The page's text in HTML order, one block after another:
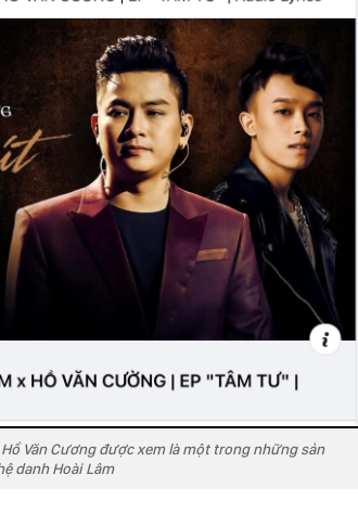
Văn Cương được xem là một trong những sản
danh Hoài Lâm